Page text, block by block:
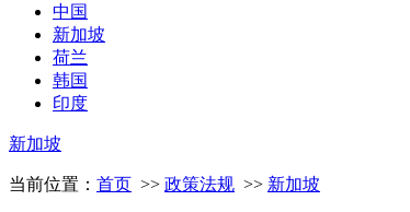
中国
新加坡
荷兰
韩国
印度
新加坡
当前位置： 首页 >> 政策法规 >> 新加坡